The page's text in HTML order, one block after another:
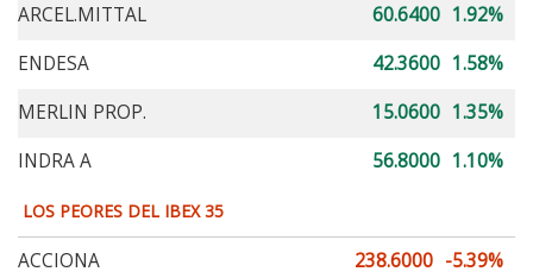
ARCEL.MITTAL
60.6400 1.92%
ENDESA
42.3600 1.58%
MERLIN PROP.
15.0600 1.35%
INDRA A
56.8000 1.10%
LOS PEORES DEL IBEX 35
ACCIONA 238.6000 -5.39%